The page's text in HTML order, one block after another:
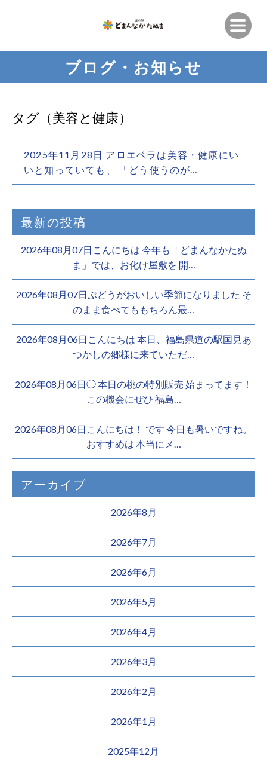
ブログ・お知らせ
タグ（美容と健康）
2025年11月28日 アロエベラは美容・健康にい
いと知っていても、 「どう使うのが…
最新の投稿
2026年08月07日こんにちは 今年も「どまんなかたぬ
ま」では、お化け屋敷を 開…
2026年08月07日ぶどうがおいしい季節になりました そ
のまま食べてももちろん最…
2026年08月06日こんにちは 本日、福島県道の駅国見あ
つかしの郷様に来ていただ…
2026年08月06日◯ 本日の桃の特別販売 始まってます！
この機会にぜひ 福島…
2026年08月06日こんにちは！ です 今日も暑いですね。
おすすめは 本当にメ…
アーカイブ
2026年8月
2026年7月
2026年6月
2026年5月
2026年4月
2026年3月
2026年2月
2026年1月
2025年12月